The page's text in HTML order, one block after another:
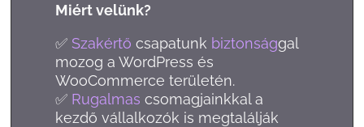
Miért velünk?
✅ Szakértő csapatunk biztonsággal
mozog a WordPress és
WooCommerce területén.
✅ Rugalmas csomagjainkkal a
kezdő vállalkozók is megtalálják